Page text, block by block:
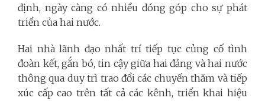
định, ngày càng có nhiều đóng góp cho sự phát
triển của hai nước.
Hai nhà lãnh đạo nhất trí tiếp tục củng cố tình
đoàn kết, gắn bó, tin cậy giữa hai đảng và hai nước
thông qua duy trì trao đổi các chuyến thăm và tiếp
xúc cấp cao trên tất cả các kênh, triển khai hiệu